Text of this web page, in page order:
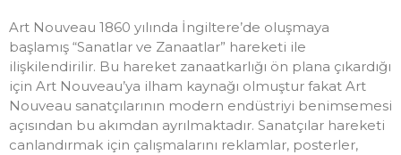
Art Nouveau 1860 yılında İngiltere’de oluşmaya
başlamış “Sanatlar ve Zanaatlar” hareketi ile
ilişkilendirilir. Bu hareket zanaatkarlığı ön plana çıkardığı
için Art Nouveau’ya ilham kaynağı olmuştur fakat Art
Nouveau sanatçılarının modern endüstriyi benimsemesi
açısından bu akımdan ayrılmaktadır. Sanatçılar hareketi
canlandırmak için çalışmalarını reklamlar, posterler,